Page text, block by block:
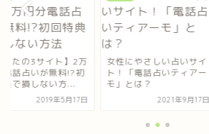
ったの3サイト】2万
電話占いが無料!?初
典で損しない方...
2019年5月17日
女性にやさしい占いサイ
ト！「電話占いティアー
モ」とは？
2021年9月17日